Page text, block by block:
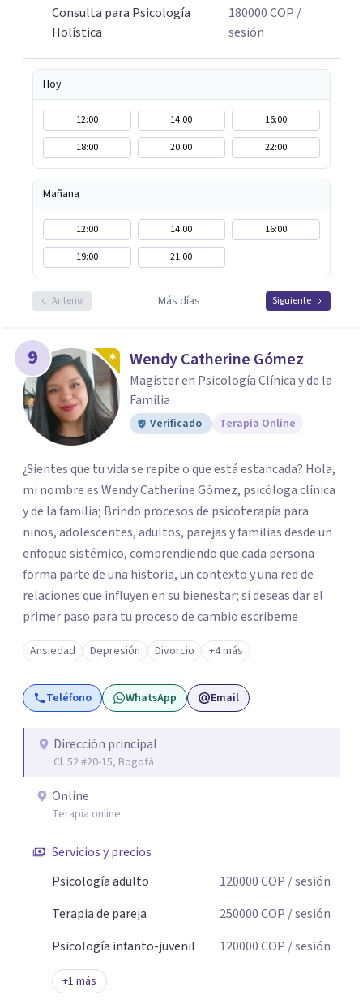
en un acompañamiento terapéutico, desde un enfoque
que une el rigor de la psicología con la sabiduría del
Consulta para Psicología
Holística
180000COP /
sesión
Hoy
12:00 14:00
16:00
18:00
20:00 22:00
Mañana
12:00 14:00
16:00
19:00
21:00
Anterior Más días Siguiente
9 Wendy Catherine Gómez
Magíster en Psicología Clínica y de la
Familia
Verificado Terapia Online
¿Sientes que tu vida se repite o que está estancada? Hola,
mi nombre es Wendy Catherine Gómez, psicóloga clínica
y de la familia; Brindo procesos de psicoterapia para
niños, adolescentes, adultos, parejas y familias desde un
enfoque sistémico, comprendiendo que cada persona
forma parte de una historia, un contexto y una red de
relaciones que influyen en su bienestar; si deseas dar el
primer paso para tu proceso de cambio escribeme
Ansiedad Depresión Divorcio +4 más
Teléfono WhatsApp Email
Dirección principal
Cl. 52 #20-15, Bogotá
Online
Terapia online
Servicios y precios
Psicología adulto
120000COP / sesión
Terapia de pareja
250000COP / sesión
Psicología infanto-juvenil
120000COP / sesión
+1 más